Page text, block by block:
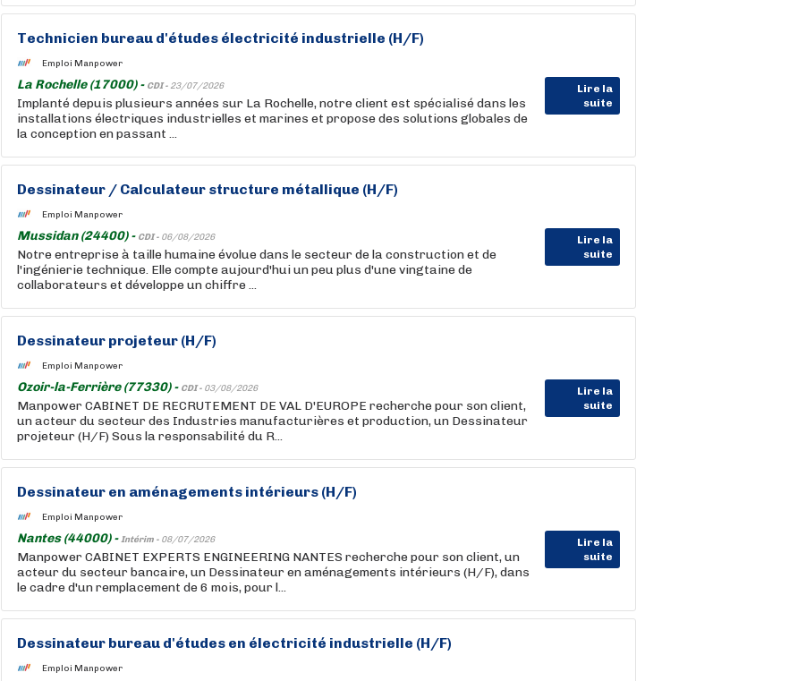
Technicien bureau d'études électricité industrielle (H/F)
Emploi Manpower
La Rochelle (17000) - CDI - 23/07/2026
Lire la
suite
Implanté depuis plusieurs années sur La Rochelle, notre client est spécialisé dans les
installations électriques industrielles et marines et propose des solutions globales de
la conception en passant ...
Dessinateur / Calculateur structure métallique (H/F)
Emploi Manpower
Mussidan (24400) - CDI - 06/08/2026
Lire la
suite
Notre entreprise à taille humaine évolue dans le secteur de la construction et de
l'ingénierie technique. Elle compte aujourd'hui un peu plus d'une vingtaine de
collaborateurs et développe un chiffre ...
Dessinateur projeteur (H/F)
Emploi Manpower
Ozoir-la-Ferrière (77330) - CDI - 03/08/2026
Lire la
suite
Manpower CABINET DE RECRUTEMENT DE VAL D'EUROPE recherche pour son client,
un acteur du secteur des Industries manufacturières et production, un Dessinateur
projeteur (H/F) Sous la responsabilité du R...
Dessinateur en aménagements intérieurs (H/F)
Emploi Manpower
Nantes (44000) -Intérim - 08/07/2026
Lire la
suite
Manpower CABINET EXPERTS ENGINEERING NANTES recherche pour son client, un
acteur du secteur bancaire, un Dessinateur en aménagements intérieurs (H/F), dans
le cadre d'un remplacement de 6 mois, pour l...
Dessinateur bureau d'études en électricité industrielle (H/F)
Emploi Manpower